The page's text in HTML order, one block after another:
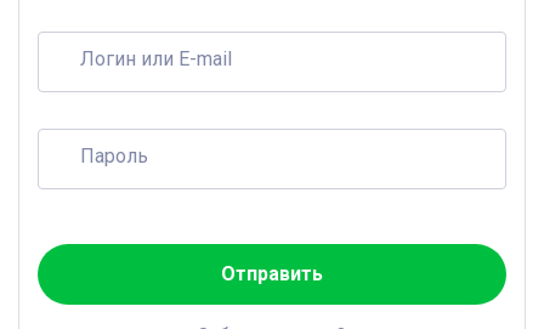
Логин или E-mail
Пароль
Отправить